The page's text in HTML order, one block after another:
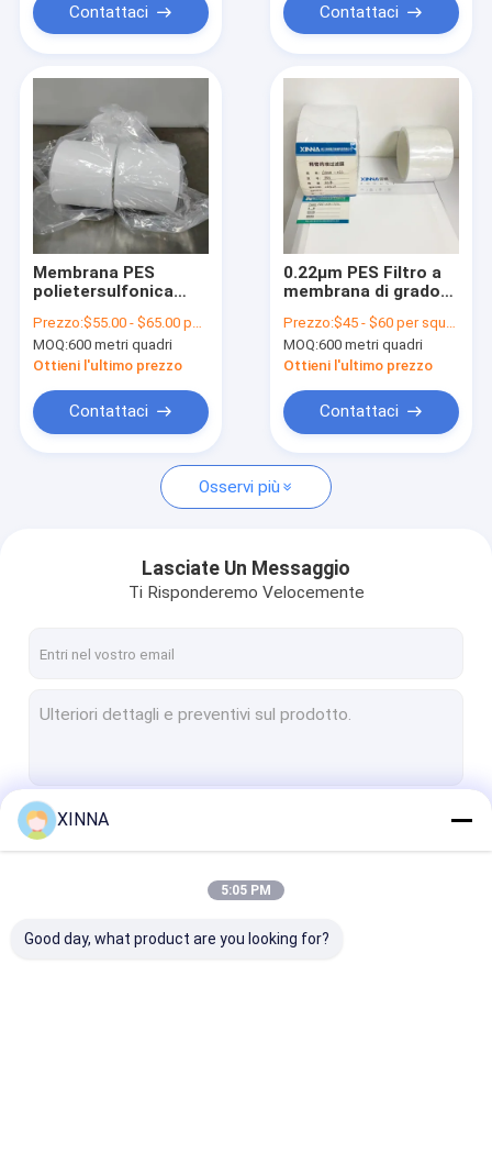
Prodotti
Video
Su di noi
Visita alla fabbrica
Contattaci
Chiedi un preventivo
In linea filtro IV
Filtro a disco a membrana
Membrana della SEDE POTENZIALE DI ESPLOSIONE
Membrana di nylon
Protettore del trasduttore
Contattaci Contattaci
Membrana PES
polietersulfonica
flusso per filtri
medici
Prezzo:$55.00 - $65.00 per square meter
MOQ:600 metri quadri
Ottieni l'ultimo prezzo
Contattaci
0.22μm PES Filtro a
membrana di grado
Polietersulfone
Larghezza
personalizzata
Prezzo:$45 - $60 per square meter
MOQ:600 metri quadri
Ottieni l'ultimo prezzo
Contattaci
Osservi più
Lasciate Un Messaggio
Ti Risponderemo Velocemente
XINNA
5:05 PM
Good day, what product are you looking for?